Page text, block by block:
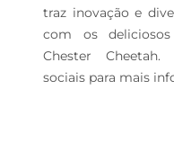
traz inovação e
com os
Chester Cheetah.
sociais para mais